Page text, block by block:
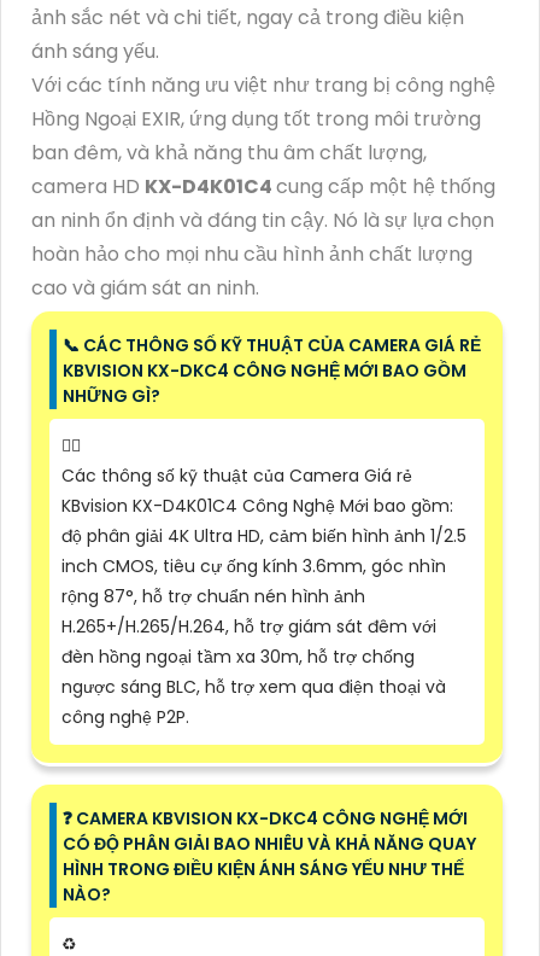
ảnh sắc nét và chi tiết, ngay cả trong điều kiện
ánh sáng yếu.
Với các tính năng ưu việt như trang bị công nghệ
Hồng Ngoại EXIR, ứng dụng tốt trong môi trường
ban đêm, và khả năng thu âm chất lượng,
camera HD KX-D4K01C4cung cấp một hệ thống
an ninh ổn định và đáng tin cậy. Nó là sự lựa chọn
hoàn hảo cho mọi nhu cầu hình ảnh chất lượng
cao và giám sát an ninh.
📞 CÁC THÔNG SỐ KỸ THUẬT CỦA CAMERA GIÁ RẺ
KBVISION KX-DKC4 CÔNG NGHỆ MỚI BAO GỒM
NHỮNG GÌ?
❤️‍💋‍
Các thông số kỹ thuật của Camera Giá rẻ
KBvision KX-D4K01C4 Công Nghệ Mới bao gồm:
độ phân giải 4K Ultra HD, cảm biến hình ảnh 1/2.5
inch CMOS, tiêu cự ống kính 3.6mm, góc nhìn
rộng 87°, hỗ trợ chuẩn nén hình ảnh
H.265+/H.265/H.264, hỗ trợ giám sát đêm với
đèn hồng ngoại tầm xa 30m, hỗ trợ chống
ngược sáng BLC, hỗ trợ xem qua điện thoại và
công nghệ P2P.
️❓ CAMERA KBVISION KX-DKC4 CÔNG NGHỆ MỚI
CÓ ĐỘ PHÂN GIẢI BAO NHIÊU VÀ KHẢ NĂNG QUAY
HÌNH TRONG ĐIỀU KIỆN ÁNH SÁNG YẾU NHƯ THẾ
NÀO?
♻️